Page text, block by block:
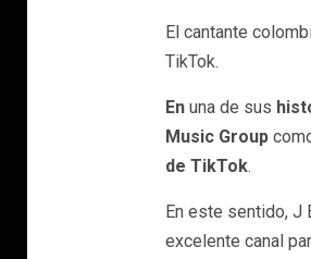
El cantante
TikTok.
Enuna de sus
Music Group
de TikTok.
En este sentido, J
excelente canal